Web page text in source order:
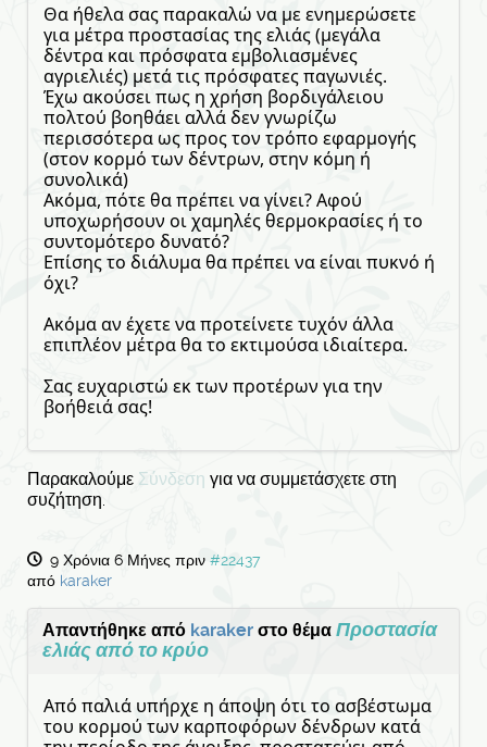
Θα ήθελα σας παρακαλώ να με ενημερώσετε
για μέτρα προστασίας της ελιάς (μεγάλα
δέντρα και πρόσφατα εμβολιασμένες
αγριελιές) μετά τις πρόσφατες παγωνιές.
Έχω ακούσει πως η χρήση βορδιγάλειου
πολτού βοηθάει αλλά δεν γνωρίζω
περισσότερα ως προς τον τρόπο εφαρμογής
(στον κορμό των δέντρων, στην κόμη ή
συνολικά)
Ακόμα, πότε θα πρέπει να γίνει? Αφού
υποχωρήσουν οι χαμηλές θερμοκρασίες ή το
συντομότερο δυνατό?
Επίσης το διάλυμα θα πρέπει να είναι πυκνό ή
όχι?
Ακόμα αν έχετε να προτείνετε τυχόν άλλα
επιπλέον μέτρα θα το εκτιμούσα ιδιαίτερα.
Σας ευχαριστώ εκ των προτέρων για την
βοήθειά σας!
Παρακαλούμε Σύνδεση για να συμμετάσχετε στη
συζήτηση.
9 Χρόνια 6 Μήνες πριν #22437
από karaker
Απαντήθηκε από karaker στο θέμα Προστασία
ελιάς από το κρύο
Από παλιά υπήρχε η άποψη ότι το ασβέστωμα
του κορμού των καρποφόρων δένδρων κατά